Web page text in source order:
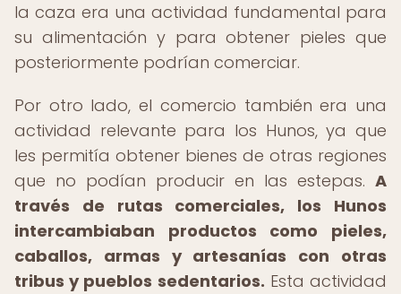
la caza era una actividad fundamental para
su alimentación y para obtener pieles que
posteriormente podrían comerciar.
Por otro lado, el comercio también era una
actividad relevante para los Hunos, ya que
les permitía obtener bienes de otras regiones
que no podían producir en las estepas. A
través de rutas comerciales, los Hunos
intercambiaban productos como pieles,
caballos, armas y artesanías con otras
tribus y pueblos sedentarios. Esta actividad